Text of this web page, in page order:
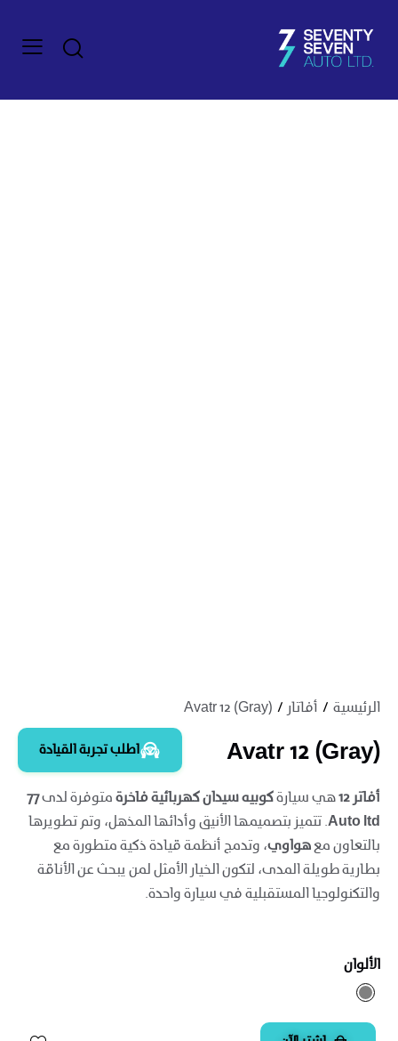
الرئيسية أفاتار Avatr 12 (Gray)
Avatr 12 (Gray) اطلب تجربة القيادة
أفاتر 12 هي سيارةكوبيه سيدان كهربائية فاخرةمتوفرة لدى77
Auto ltd. تتميز بتصميمها الأنيق وأدائها المذهل، وتم تطويرها
بالتعاون معهواوي، وتدمج أنظمة قيادة ذكية متطورة مع
بطارية طويلة المدى، لتكون الخيار الأمثل لمن يبحث عن الأناقة
والتكنولوجيا المستقبلية في سيارة واحدة.
الألوان